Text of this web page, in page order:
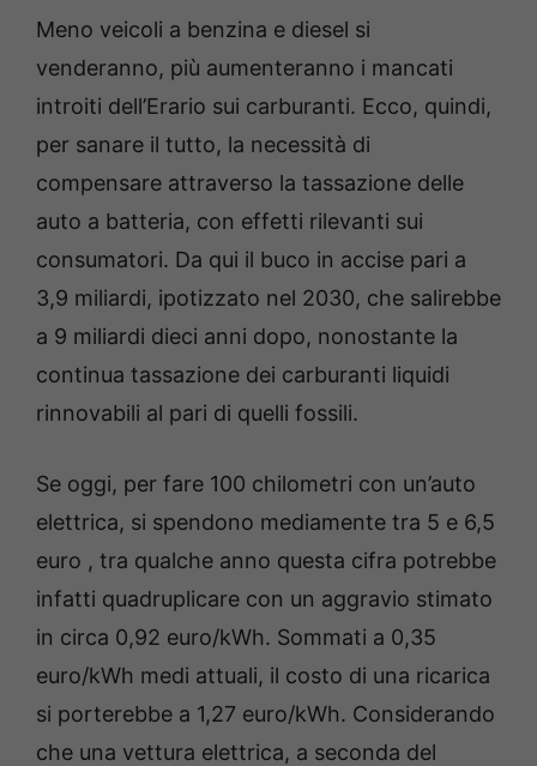
Meno veicoli a benzina e diesel si
venderanno, più aumenteranno i mancati
introiti dell’Erario sui carburanti. Ecco, quindi,
per sanare il tutto, la necessità di
compensare attraverso la tassazione delle
auto a batteria, con effetti rilevanti sui
consumatori. Da qui il buco in accise pari a
3,9 miliardi, ipotizzato nel 2030, che salirebbe
a 9 miliardi dieci anni dopo, nonostante la
continua tassazione dei carburanti liquidi
rinnovabili al pari di quelli fossili.
Se oggi, per fare 100 chilometri con un’auto
elettrica, si spendono mediamente tra 5 e 6,5
euro , tra qualche anno questa cifra potrebbe
infatti quadruplicare con un aggravio stimato
in circa 0,92 euro/kWh. Sommati a 0,35
euro/kWh medi attuali, il costo di una ricarica
si porterebbe a 1,27 euro/kWh. Considerando
che una vettura elettrica, a seconda del